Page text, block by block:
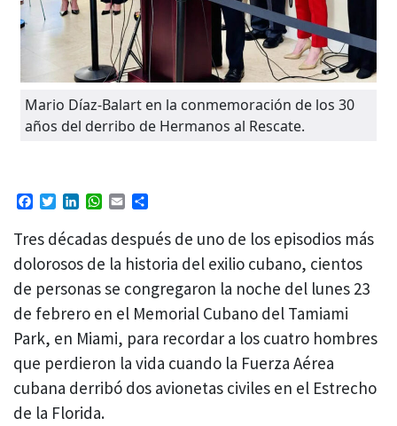
Mario Díaz-Balart en la conmemoración de los 30
años del derribo de Hermanos al Rescate.
Facebook
TwitterLinkedIn
WhatsApp
Email
Tres décadas después de uno de los episodios más
dolorosos de la historia del exilio cubano, cientos
de personas se congregaron la noche del lunes 23
de febrero en el Memorial Cubano del Tamiami
Park, en Miami, para recordar a los cuatro hombres
que perdieron la vida cuando la Fuerza Aérea
cubana derribó dos avionetas civiles en el Estrecho
de la Florida.